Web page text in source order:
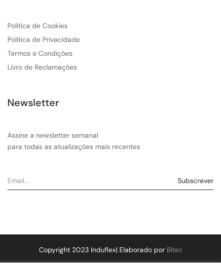
Politica de Cookies
Politica de Privacidade
Termos e Condições
Livro de Reclamações
Newsletter
Assine a newsletter semanal
para todas as atualizações mais recentes
Copyright 2023 Induflex| Elaborado por Bitec